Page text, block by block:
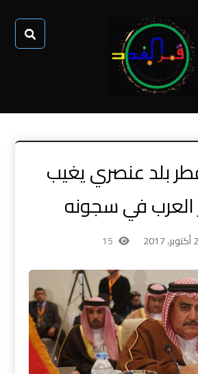
بلد عنصري يغيب
العرب في سجونه
2017
15